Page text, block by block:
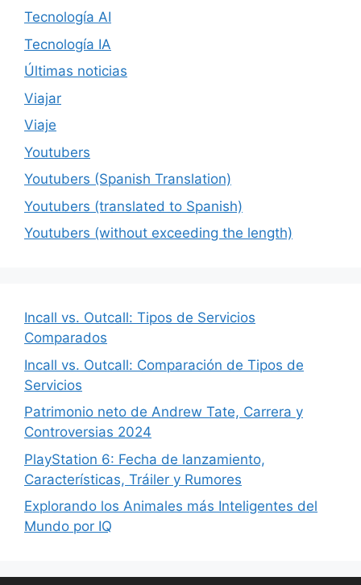
Tecnología AI
Tecnología IA
Últimas noticias
Viajar
Viaje
Youtubers
Youtubers (Spanish Translation)
Youtubers (translated to Spanish)
Youtubers (without exceeding the length)
Incall vs. Outcall: Tipos de Servicios
Comparados
Incall vs. Outcall: Comparación de Tipos de
Servicios
Patrimonio neto de Andrew Tate, Carrera y
Controversias 2024
PlayStation 6: Fecha de lanzamiento,
Características, Tráiler y Rumores
Explorando los Animales más Inteligentes del
Mundo por IQ